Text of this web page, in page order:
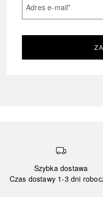
Adres e-mail*
Szybka dostawa
Czas dostawy 1-3 dni